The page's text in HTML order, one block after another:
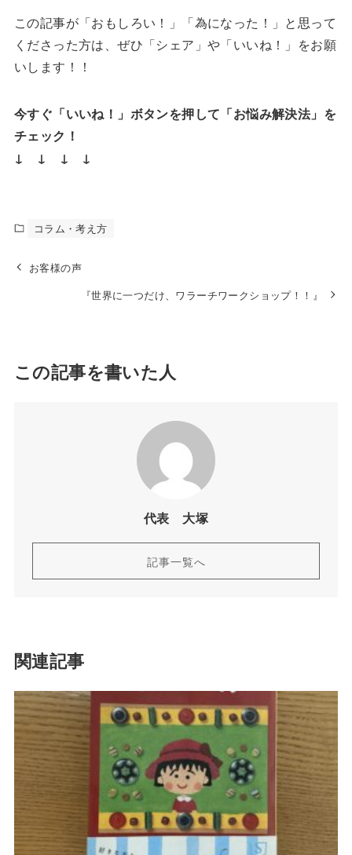
この記事が「おもしろい！」「為になった！」と思って
くださった方は、ぜひ「シェア」や「いいね！」をお願
いします！！
今すぐ「いいね！」ボタンを押して「お悩み解決法」を
チェック！
↓ ↓ ↓ ↓
コラム・考え方
お客様の声
『世界に一つだけ、ワラーチワークショップ！！』
この記事を書いた人
代表 大塚
記事一覧へ
関連記事